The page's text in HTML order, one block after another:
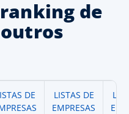
de
DE
LISTAS DE
EMPRESAS